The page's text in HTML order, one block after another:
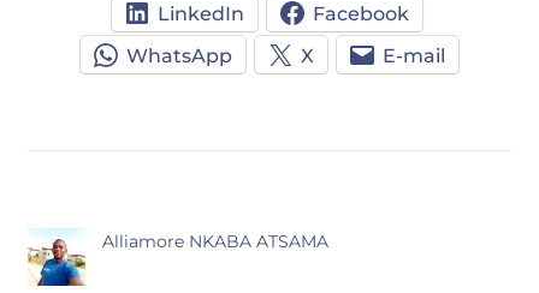
LinkedIn
Facebook
WhatsApp
X E-mail
Alliamore NKABA ATSAMA